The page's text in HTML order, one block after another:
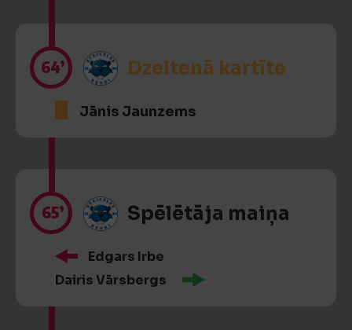
64’ Dzeltenā kartīte
Jānis Jaunzems
65’ Spēlētāja maiņa
Edgars Irbe
Dairis Vārsbergs